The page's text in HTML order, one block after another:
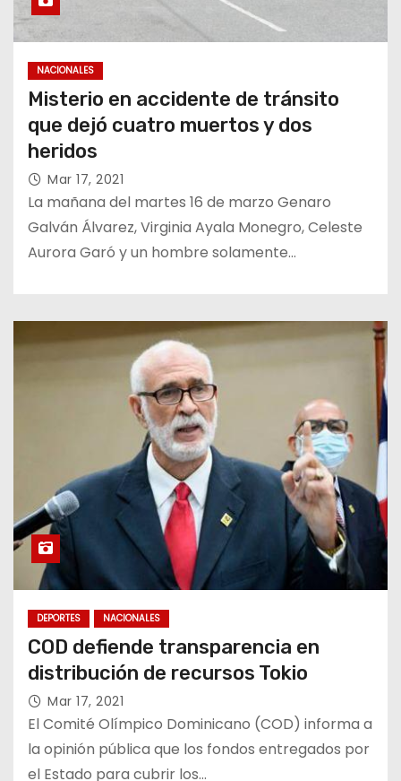
NACIONALES
Misterio en accidente de tránsito
que dejó cuatro muertos y dos
heridos
Mar 17, 2021
La mañana del martes 16 de marzo Genaro
Galván Álvarez, Virginia Ayala Monegro, Celeste
Aurora Garó y un hombre solamente…
DEPORTES NACIONALES
COD defiende transparencia en
distribución de recursos Tokio
Mar 17, 2021
El Comité Olímpico Dominicano (COD) informa a
la opinión pública que los fondos entregados por
el Estado para cubrir los…